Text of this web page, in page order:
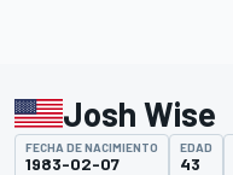
Josh Wise
FECHA DE NACIMIENTO
1983-02-07
EDAD
43